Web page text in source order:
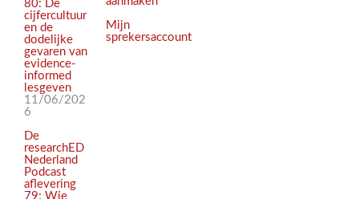
80: De
cijfercultuur
en de
dodelijke
gevaren van
evidence-
informed
lesgeven
11/06/202
6
De
researchED
Nederland
Podcast
aflevering
79: Wie
Mijn
sprekersaccount